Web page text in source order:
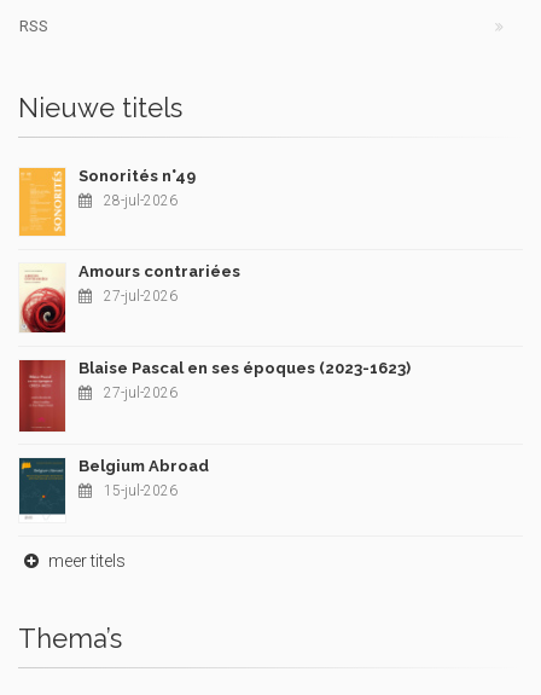
RSS
Nieuwe titels
Sonorités n°49
28-jul-2026
Amours contrariées
27-jul-2026
Blaise Pascal en ses époques (2023-1623)
27-jul-2026
Belgium Abroad
15-jul-2026
meer titels
Thema’s